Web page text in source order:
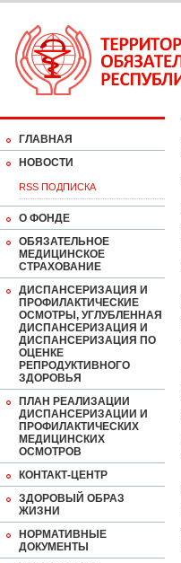
ГЛАВНАЯ
НОВОСТИ
RSS ПОДПИСКА
О ФОНДЕ
ОБЯЗАТЕЛЬНОЕ
МЕДИЦИНСКОЕ
СТРАХОВАНИЕ
ДИСПАНСЕРИЗАЦИЯ И
ПРОФИЛАКТИЧЕСКИЕ
ОСМОТРЫ, УГЛУБЛЕННАЯ
ДИСПАНСЕРИЗАЦИЯ И
ДИСПАНСЕРИЗАЦИЯ ПО
ОЦЕНКЕ
РЕПРОДУКТИВНОГО
ЗДОРОВЬЯ
ПЛАН РЕАЛИЗАЦИИ
ДИСПАНСЕРИЗАЦИИ И
ПРОФИЛАКТИЧЕСКИХ
МЕДИЦИНСКИХ
ОСМОТРОВ
КОНТАКТ-ЦЕНТР
ЗДОРОВЫЙ ОБРАЗ
ЖИЗНИ
НОРМАТИВНЫЕ
ДОКУМЕНТЫ